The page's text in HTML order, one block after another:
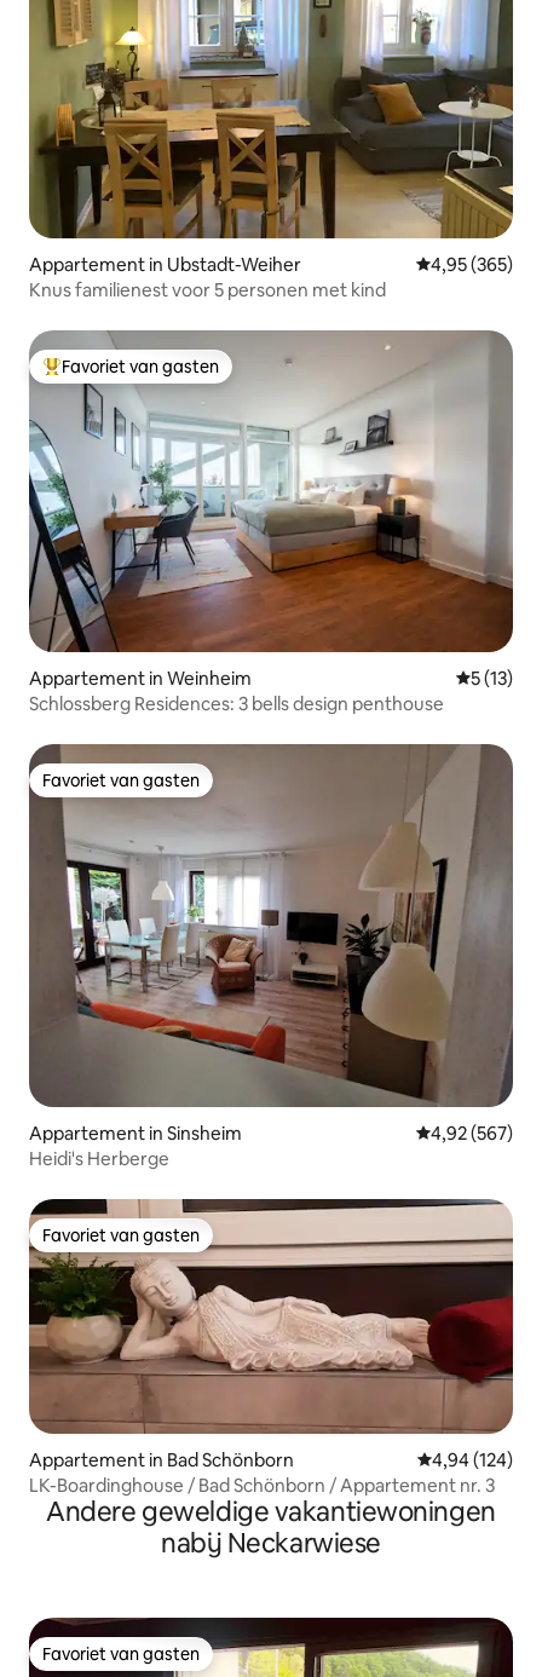
Appartement in Ubstadt-Weiher Gemiddelde
4,95 (365)
Knus familienest voor 5 personen met kind
Topfavoriet van gasten
Favoriet van gasten
Appartement in Weinheim
5 (13)
Schlossberg Residences: 3 bells design penthouse
Favoriet van gasten
Favoriet van gasten
Appartement in Sinsheim Gemiddelde
4,92 (567)
Heidi's Herberge
Favoriet van gasten
Favoriet van gasten
Appartement in Bad Schönborn Gemiddelde
4,94 (124)
LK-Boardinghouse / Bad Schönborn / Appartement nr. 3
Andere geweldige vakantiewoningen
nabij Neckarwiese
Favoriet van gasten
Favoriet van gasten